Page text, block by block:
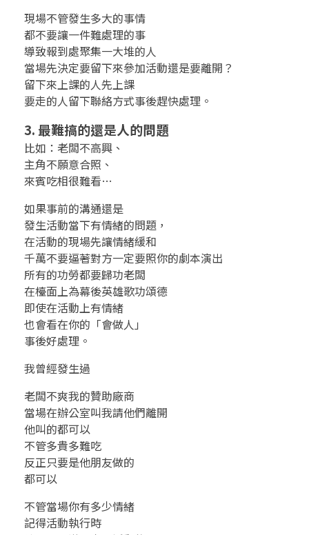
現場不管發生多大的事情
都不要讓一件難處理的事
導致報到處聚集一大堆的人
當場先決定要留下來參加活動還是要離開？
留下來上課的人先上課
要走的人留下聯絡方式事後趕快處理。
3. 最難搞的還是人的問題
比如：老闆不高興、
主角不願意合照、
來賓吃相很難看…
如果事前的溝通還是
發生活動當下有情緒的問題，
在活動的現場先讓情緒緩和
千萬不要逼著對方一定要照你的劇本演出
所有的功勞都要歸功老闆
在檯面上為幕後英雄歌功頌德
即使在活動上有情緒
也會看在你的「會做人」
事後好處理。
我曾經發生過
老闆不爽我的贊助廠商
當場在辦公室叫我請他們離開
他叫的都可以
不管多貴多難吃
反正只要是他朋友做的
都可以
不管當場你有多少情緒
記得活動執行時